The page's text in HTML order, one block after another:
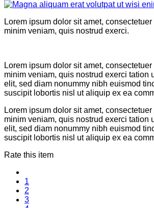
Lorem ipsum dolor sit amet,
minim veniam, quis nostrud exerci.
Lorem ipsum dolor sit amet,
minim veniam, quis nostrud exerci
elit, sed diam nonummy nibh euismod
suscipit lobortis nisl ut aliquip ex ea
Lorem ipsum dolor sit amet,
minim veniam, quis nostrud exerci
elit, sed diam nonummy nibh euismod
suscipit lobortis nisl ut aliquip ex ea
Rate this item
1
2
3